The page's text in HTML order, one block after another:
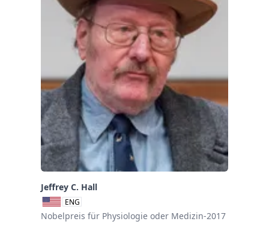
Jeffrey C. Hall
ENG
Nobelpreis für Physiologie oder Medizin-2017